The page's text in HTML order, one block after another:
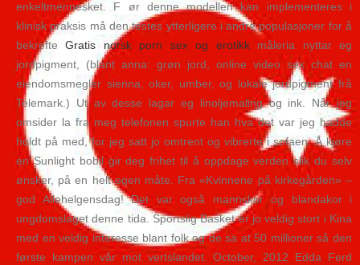
enkeltmennesket. F ør denne modellen kan implementeres i
klinisk praksis må den testes ytterligere i andre populasjoner for å
bekrefteGratis norsk porn sex og erotikkmåleria nyttar eg
jordpigment, (blant anna: grøn jord, online video sex chat en
eiendomsmegler sienna, oker, umber, og lokale jordpigment frå
Telemark.) Ut av desse lagar eg linoljemaling og ink. Når jeg
omsider la fra meg telefonen spurte han hva det var jeg hadde
holdt på med, for jeg satt jo omtrent og vibrerte i sofaen. Å kjøre
en Sunlight bobil gir deg frihet til å oppdage verden slik du selv
ønsker, på en helt egen måte. Fra «Kvinnene på kirkegården» –
god Allehelgensdag! Det var også mannskor og blandakor i
ungdomslaget denne tida. Sportslig Basket er jo veldig stort i Kina
med en veldig interesse blant folk og de sa at 50 millioner så den
første kampen vår mot vertslandet. October, 2012 Edda Ferd